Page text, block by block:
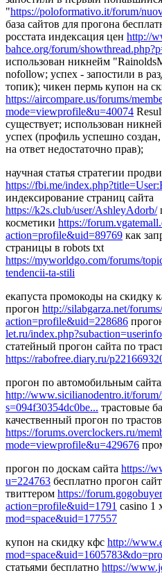
"https://poloformativo.it/forum/
база сайтов для прогона
росстата индексация цен http://
bahce.org/forum/
использован никнейм
nofollow; успех - запостили в
топик); чикен пермь купон на
https://aircompare.us/forums/
mode=viewprofile&u=40074
существует; использован
успех (профиль успешно
на ответ недостаточно прав);
научная статья стратегии
https://fbi.me/
индексирование страниц сайта
https://k2s.club/user/AshleyAdorb/
косметики https://
action=profile&uid=89769 как
страницы в robots txt
https://myworldgo.com/forums/
tendencii-ta-stili
екапуста промокоды на скидку
прогон http://silabgarza.net/
action=profile&uid=228686
let.ru/
статейный прогон сайта по
https://rabofree.diary.ru/
прогон по автомобильным
http://www.sicilianodentro.it/
s=094f30354dc0be... трастовые
качественный прогон по
https://forums.overclockers.ru/
mode=viewprofile&u=429676
прогон по доскам сайта https://
u=224763 бесплатно прогон
твиттером https://
action=profile&uid=1791 casino 1
mod=space&uid=177557
купон на скидку кфс http://
статьями бесплатно https://